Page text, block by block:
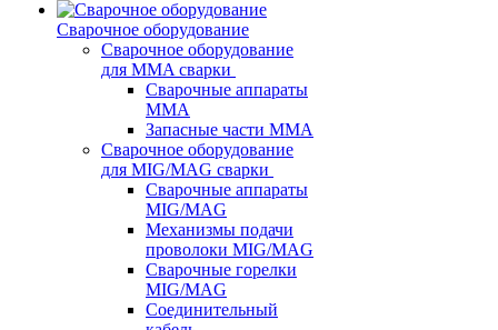
Сварочное оборудование
Сварочное оборудование
для MMA сварки
Сварочные аппараты
MMA
Запасные части MMA
Сварочное оборудование
для MIG/MAG сварки
Сварочные аппараты
MIG/MAG
Механизмы подачи
проволоки MIG/MAG
Сварочные горелки
MIG/MAG
Соединительный